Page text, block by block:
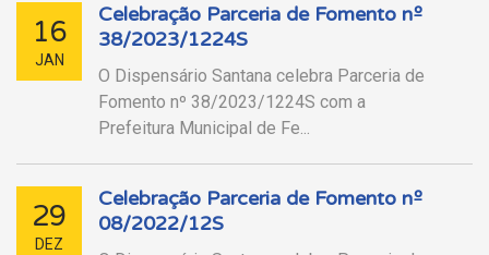
16
JAN
Celebração Parceria de Fomento nº
38/2023/1224S
O Dispensário Santana celebra Parceria de
Fomento nº 38/2023/1224S com a
Prefeitura Municipal de Fe...
29
DEZ
Celebração Parceria de Fomento nº
08/2022/12S